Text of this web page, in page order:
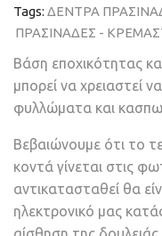
Tags: ΔΕΝΤΡΑ
ΠΡΑΣΙΝΑΔΕΣ -
Βάση εποχικότητας
μπορεί να χρειαστεί
φυλλώματα και
Βεβαιώνουμε ότι το
κοντά γίνεται στις
αντικατασταθεί θα
ηλεκτρονικό μας